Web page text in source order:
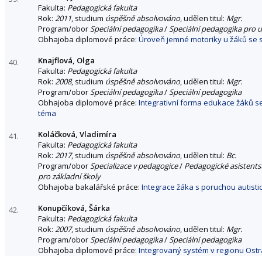
Fakulta: Pedagogická fakulta
Rok: 2011, studium úspěšně absolvováno, udělen titul: Mgr.
Program/oborSpeciální pedagogika/Speciální pedagogika pro
Obhajoba diplomové práce: Úroveň jemné motoriky u žáků se
40.
Knajflová, Olga
Fakulta: Pedagogická fakulta
Rok: 2008, studium úspěšně absolvováno, udělen titul: Mgr.
Program/oborSpeciální pedagogika/Speciální pedagogika
Obhajoba diplomové práce: Integrativní forma edukace žáků
téma
41.
Koláčková, Vladimíra
Fakulta: Pedagogická fakulta
Rok: 2017, studium úspěšně absolvováno, udělen titul: Bc.
Program/oborSpecializace v pedagogice/ Pedagogické
pro základní školy
Obhajoba bakalářské práce: Integrace žáka s poruchou
42.
Konupčíková, Šárka
Fakulta: Pedagogická fakulta
Rok: 2007, studium úspěšně absolvováno, udělen titul: Mgr.
Program/oborSpeciální pedagogika/Speciální pedagogika
Obhajoba diplomové práce: Integrovaný systém v regionu